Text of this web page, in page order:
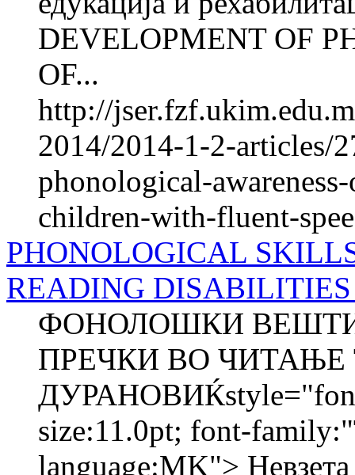
DEVELOPMENT OF
OF...
http://
2014/2014-1-2-articles/
phonological-
children-with-fluent-
PHONOLOGICAL
READING
ФОНОЛОШКИ
ПРЕЧКИ ВО ЧИТАЊЕ
size:11.0pt; font-
language:MK">